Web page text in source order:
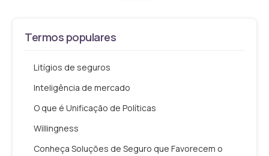
Termos populares
Litígios de seguros
Inteligência de mercado
O que é Unificação de Políticas
Willingness
Conheça Soluções de Seguro que Favorecem o